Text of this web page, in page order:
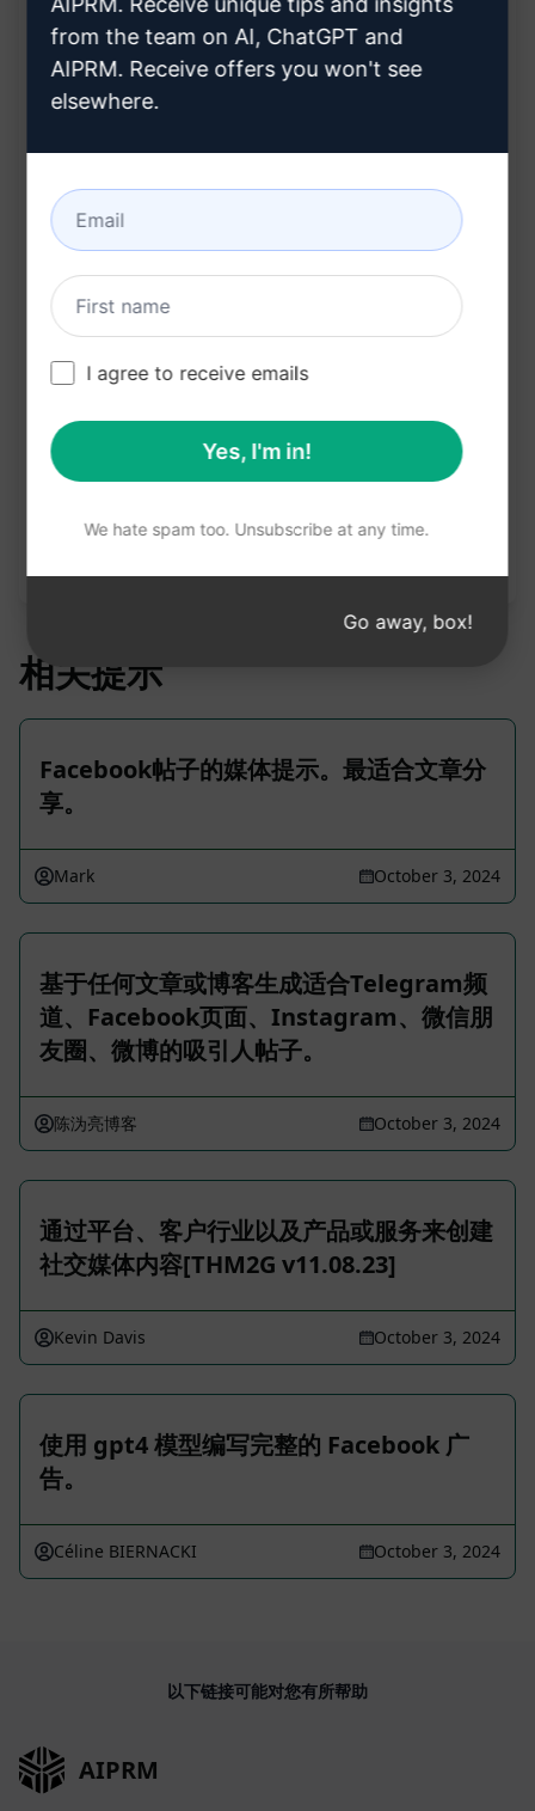
Benefits:
节省时间和精力
简化广告投放流程
为联盟合作伙伴提供强大的工具
快速生成定制的Facebook Meta广告活动
在克劳德上试用
提示统计
15,814 1 9,492
解将生成的内容，我们建议免费安装 AIPRM 并试用
相关提示
Facebook帖子的媒体提示。最适合文章分
享。
Mark October 3, 2024
基于任何文章或博客生成适合Telegram频
道、Facebook页面、Instagram、微信朋
友圈、微博的吸引人帖子。
陈沩亮博客 October 3, 2024
通过平台、客户行业以及产品或服务来创建
社交媒体内容[THM2G v11.08.23]
Kevin Davis October 3, 2024
使用 gpt4 模型编写完整的 Facebook 广
告。
Céline BIERNACKI October 3, 2024
以下链接可能对您有所帮助
AIPRM
from the team on AI, ChatGPT and
AIPRM. Receive offers you won't see
elsewhere.
I agree to receive emails
Yes, I'm in!
We hate spam too. Unsubscribe at any time.
Go away, box!